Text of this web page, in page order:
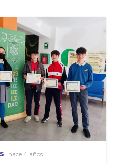
hace 4 años